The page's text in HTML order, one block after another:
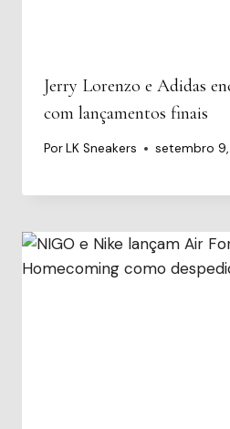
Jerry Lorenzo e Adidas
com lançamentos finais
PorLK Sneakers setembro